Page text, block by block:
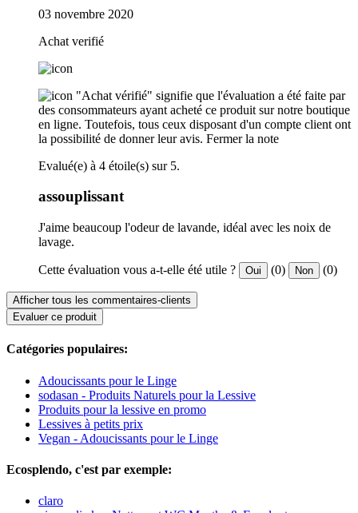
03 novembre 2020
Achat verifié
"Achat vérifié" signifie que l'évaluation a été faite par
des consommateurs ayant acheté ce produit sur notre boutique
en ligne. Toutefois, tous ceux disposant d'un compte client ont
la possibilité de donner leur avis. Fermer la note
Evalué(e) à 4 étoile(s) sur 5.
assouplissant
J'aime beaucoup l'odeur de lavande, idéal avec les noix de
lavage.
Cette évaluation vous a-t-elle été utile ? Oui (0) Non (0)
Afficher tous les commentaires-clients
Evaluer ce produit
Catégories populaires:
Adoucissants pour le Linge
sodasan - Produits Naturels pour la Lessive
Produits pour la lessive en promo
Lessives à petits prix
Vegan - Adoucissants pour le Linge
Ecosplendo, c'est par exemple:
claro